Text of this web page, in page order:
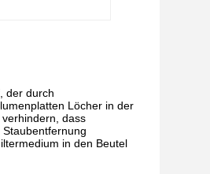
der durch
Löcher in der
dass
in den Beutel